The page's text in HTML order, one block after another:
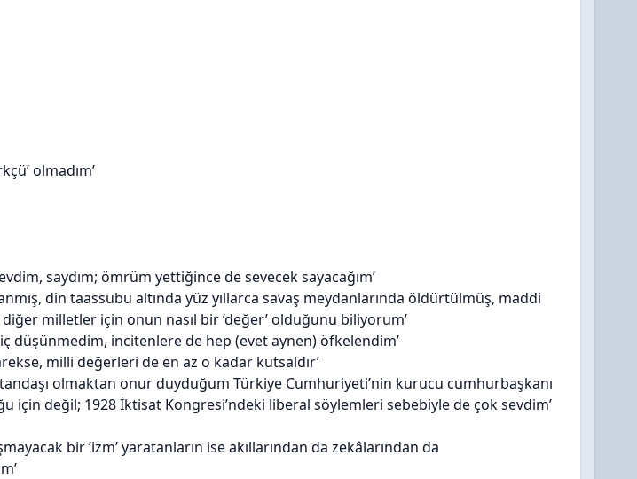
olmadım’
saydım; ömrüm yettiğince de sevecek sayacağım’
din taassubu altında yüz yıllarca savaş meydanlarında öldürtülmüş, maddi
milletler için onun nasıl bir ’değer’ olduğunu biliyorum’
düşünmedim, incitenlere de hep (evet aynen) öfkelendim’
milli değerleri de en az o kadar kutsaldır’
olmaktan onur duyduğum Türkiye Cumhuriyeti’nin kurucu cumhurbaşkanı
için değil; 1928 İktisat Kongresi’ndeki liberal söylemleri sebebiyle de çok sevdim’
bir ’izm’ yaratanların ise akıllarından da zekâlarından da